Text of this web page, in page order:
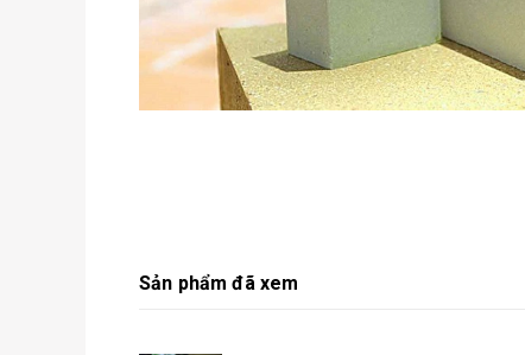
Sản phẩm đã xem